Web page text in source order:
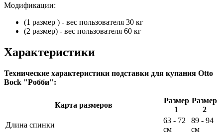
Модификации:
(1 размер ) - вес пользователя 30 кг
(2 размер) - вес пользователя 60 кг
Характеристики
Технические характеристики подставки для купания Otto
Bock "Робби":
Карта размеров
Размер
1
Размер
2
Длина спинки
63 - 72
см
89 - 94
см